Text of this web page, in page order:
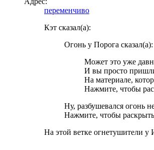
переменчиво
Кэт сказал(а):
Огонь у Порога сказал(а):
Может это уже
И вы просто пришли
На материале,
Нажмите, чтобы
Ну, разбушевался огонь
Нажмите, чтобы
На этой ветке огнетушители у